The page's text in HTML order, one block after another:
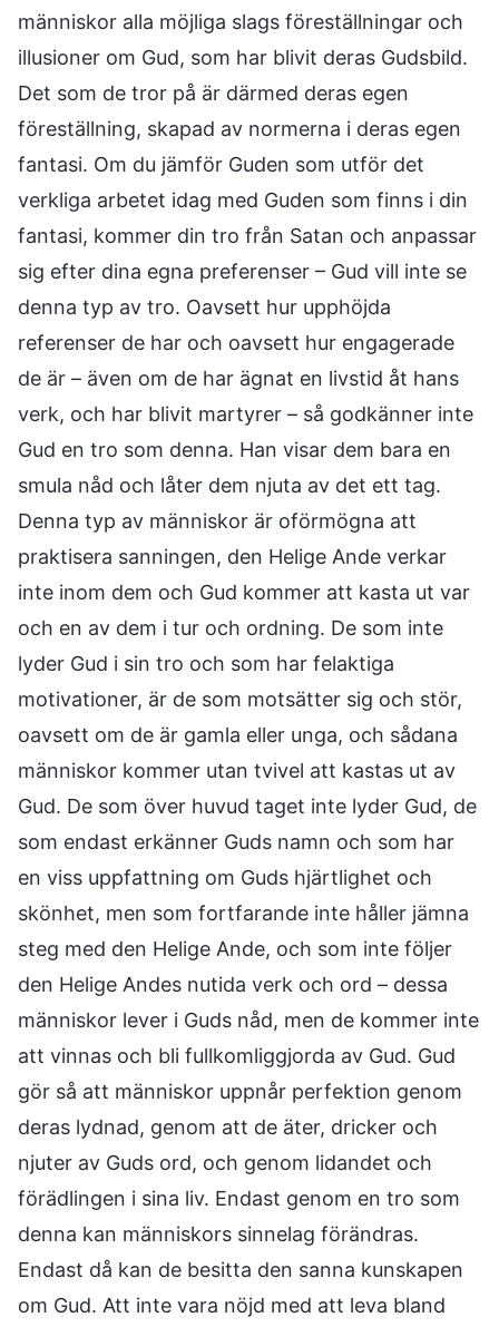
människor alla möjliga slags föreställningar och
illusioner om Gud, som har blivit deras Gudsbild.
Det som de tror på är därmed deras egen
föreställning, skapad av normerna i deras egen
fantasi. Om du jämför Guden som utför det
verkliga arbetet idag med Guden som finns i din
fantasi, kommer din tro från Satan och anpassar
sig efter dina egna preferenser – Gud vill inte se
denna typ av tro. Oavsett hur upphöjda
referenser de har och oavsett hur engagerade
de är – även om de har ägnat en livstid åt hans
verk, och har blivit martyrer – så godkänner inte
Gud en tro som denna. Han visar dem bara en
smula nåd och låter dem njuta av det ett tag.
Denna typ av människor är oförmögna att
praktisera sanningen, den Helige Ande verkar
inte inom dem och Gud kommer att kasta ut var
och en av dem i tur och ordning. De som inte
lyder Gud i sin tro och som har felaktiga
motivationer, är de som motsätter sig och stör,
oavsett om de är gamla eller unga, och sådana
människor kommer utan tvivel att kastas ut av
Gud. De som över huvud taget inte lyder Gud, de
som endast erkänner Guds namn och som har
en viss uppfattning om Guds hjärtlighet och
skönhet, men som fortfarande inte håller jämna
steg med den Helige Ande, och som inte följer
den Helige Andes nutida verk och ord – dessa
människor lever i Guds nåd, men de kommer inte
att vinnas och bli fullkomliggjorda av Gud. Gud
gör så att människor uppnår perfektion genom
deras lydnad, genom att de äter, dricker och
njuter av Guds ord, och genom lidandet och
förädlingen i sina liv. Endast genom en tro som
denna kan människors sinnelag förändras.
Endast då kan de besitta den sanna kunskapen
om Gud. Att inte vara nöjd med att leva bland